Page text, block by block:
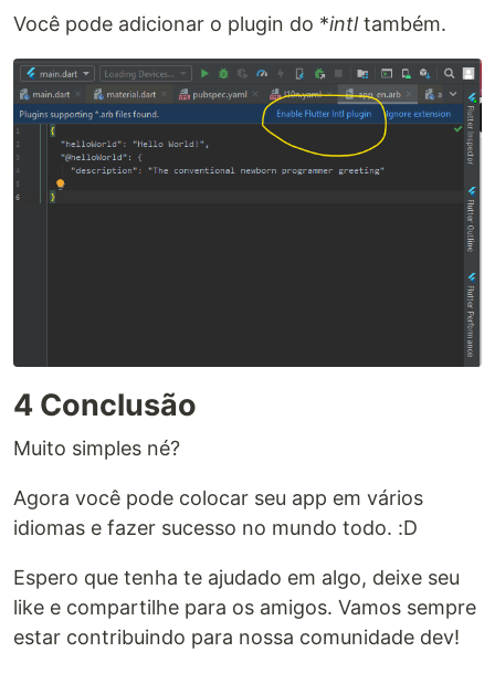
Você pode adicionar o plugin do *intltambém.
4 Conclusão
Muito simples né?
Agora você pode colocar seu app em vários
idiomas e fazer sucesso no mundo todo. :D
Espero que tenha te ajudado em algo, deixe seu
like e compartilhe para os amigos. Vamos sempre
estar contribuindo para nossa comunidade dev!